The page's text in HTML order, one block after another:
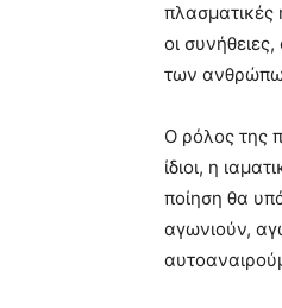
οι
των
Ο ρόλος της
ίδιοι, η
ποίηση θα
αγωνιούν,